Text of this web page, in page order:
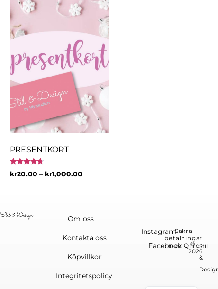
PRESENTKORT
Betygsatt
4.50
kr20.00 – kr1,000.00
Om oss
Kontakta oss
Köpvillkor
Integritetspolicy
©
2026
Stil
&
Instagram
Facebook
Säkra
betalningar
med Qliro